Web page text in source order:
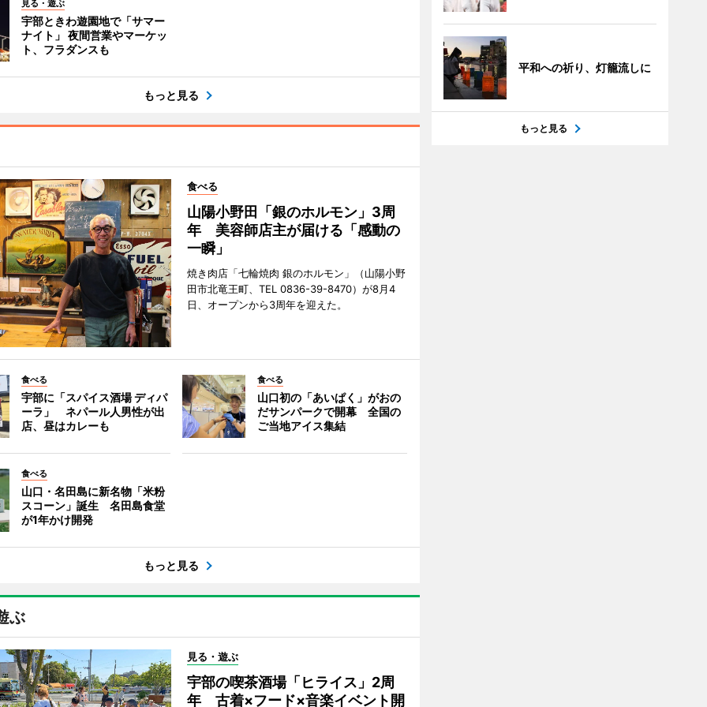
見る・遊ぶ
宇部ときわ遊園地で「サマー
ナイト」 夜間営業やマーケッ
ト、フラダンスも
もっと見る
食べる
山陽小野田「銀のホルモン」3周
年 美容師店主が届ける「感動の
一瞬」
焼き肉店「七輪焼肉 銀のホルモン」（山陽小野
田市北竜王町、TEL 0836-39-8470）が8月4
日、オープンから3周年を迎えた。
食べる
宇部に「スパイス酒場 ディパ
ーラ」 ネパール人男性が出
店、昼はカレーも
食べる
山口初の「あいぱく」がおの
だサンパークで開幕 全国の
ご当地アイス集結
食べる
山口・名田島に新名物「米粉
スコーン」誕生 名田島食堂
が1年かけ開発
もっと見る
ぶ
見る・遊ぶ
宇部の喫茶酒場「ヒライス」2周
年 古着×フード×音楽イベント開
平和への祈り、灯籠流しに
もっと見る